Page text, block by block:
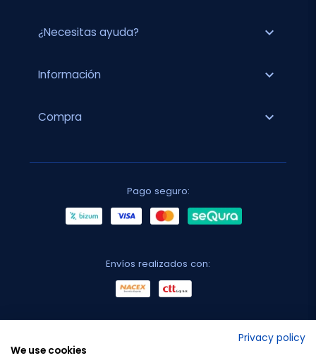
¿Necesitas ayuda? expand_more
Información expand_more
Compra expand_more
Pago seguro:
Envíos realizados con:
Privacy policy
We use cookies